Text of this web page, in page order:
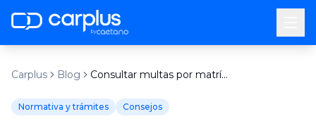
by
Carplus Blog Consultar multas por matrícula: cómo hacerlo gratis paso a paso
Normativa y trámites Consejos